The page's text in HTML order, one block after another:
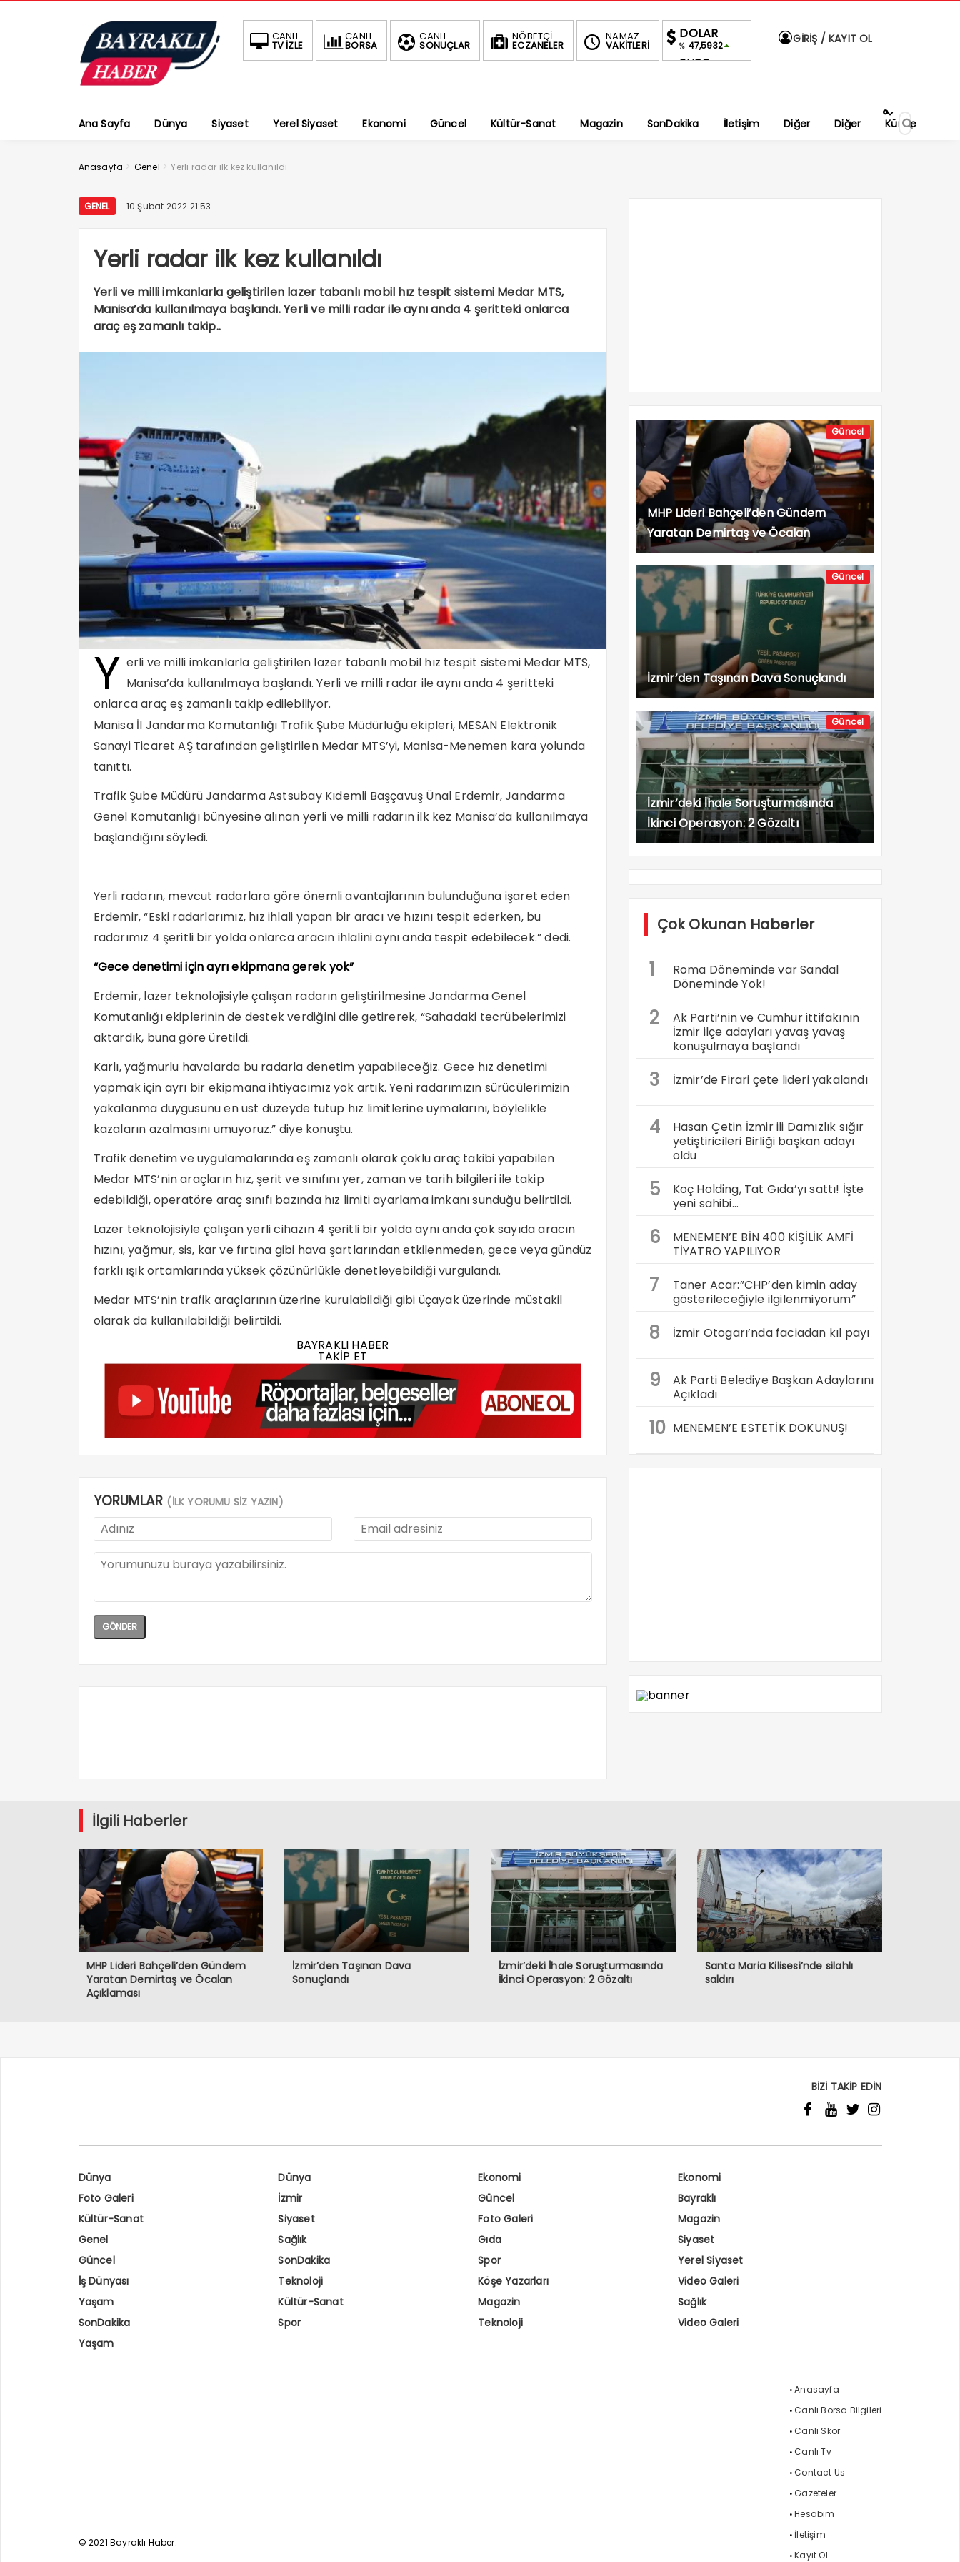
CANLI
TV İZLE
CANLI
BORSA
CANLI
SONUÇLAR
NÖBETÇİ
ECZANELER
NAMAZ
VAKİTLERİ
DOLAR
% 47,5932
EURO
BIST
GİRİŞ / KAYIT OL
Ana Sayfa Dünya Siyaset Yerel Siyaset Ekonomi Güncel Kültür-Sanat Magazin SonDakika İletişim Diğer Diğer Künye
°
Anasayfa > Genel >Yerli radar ilk kez kullanıldı
GENEL 10 Şubat 2022 21:53
Yerli radar ilk kez kullanıldı
Yerli ve milli imkanlarla geliştirilen lazer tabanlı mobil hız tespit sistemi Medar MTS,
Manisa’da kullanılmaya başlandı. Yerli ve milli radar ile aynı anda 4 şeritteki onlarca
araç eş zamanlı takip..
Y erli ve milli imkanlarla geliştirilen lazer tabanlı mobil hız tespit sistemi Medar MTS,
Manisa’da kullanılmaya başlandı. Yerli ve milli radar ile aynı anda 4 şeritteki
onlarca araç eş zamanlı takip edilebiliyor.
Manisa İl Jandarma Komutanlığı Trafik Şube Müdürlüğü ekipleri, MESAN Elektronik
Sanayi Ticaret AŞ tarafından geliştirilen Medar MTS’yi, Manisa-Menemen kara yolunda
tanıttı.
Trafik Şube Müdürü Jandarma Astsubay Kıdemli Başçavuş Ünal Erdemir, Jandarma
Genel Komutanlığı bünyesine alınan yerli ve milli radarın ilk kez Manisa’da kullanılmaya
başlandığını söyledi.
Yerli radarın, mevcut radarlara göre önemli avantajlarının bulunduğuna işaret eden
Erdemir, “Eski radarlarımız, hız ihlali yapan bir aracı ve hızını tespit ederken, bu
radarımız 4 şeritli bir yolda onlarca aracın ihlalini aynı anda tespit edebilecek.” dedi.
“Gece denetimi için ayrı ekipmana gerek yok”
Erdemir, lazer teknolojisiyle çalışan radarın geliştirilmesine Jandarma Genel
Komutanlığı ekiplerinin de destek verdiğini dile getirerek, “Sahadaki tecrübelerimizi
aktardık, buna göre üretildi.
Karlı, yağmurlu havalarda bu radarla denetim yapabileceğiz. Gece hız denetimi
yapmak için ayrı bir ekipmana ihtiyacımız yok artık. Yeni radarımızın sürücülerimizin
yakalanma duygusunu en üst düzeyde tutup hız limitlerine uymalarını, böylelikle
kazaların azalmasını umuyoruz.” diye konuştu.
Trafik denetim ve uygulamalarında eş zamanlı olarak çoklu araç takibi yapabilen
Medar MTS’nin araçların hız, şerit ve sınıfını yer, zaman ve tarih bilgileri ile takip
edebildiği, operatöre araç sınıfı bazında hız limiti ayarlama imkanı sunduğu belirtildi.
Lazer teknolojisiyle çalışan yerli cihazın 4 şeritli bir yolda aynı anda çok sayıda aracın
hızını, yağmur, sis, kar ve fırtına gibi hava şartlarından etkilenmeden, gece veya gündüz
farklı ışık ortamlarında yüksek çözünürlükle denetleyebildiği vurgulandı.
Medar MTS’nin trafik araçlarının üzerine kurulabildiği gibi üçayak üzerinde müstakil
olarak da kullanılabildiği belirtildi.
BAYRAKLI HABER
TAKİP ET
YORUMLAR (İLK YORUMU SİZ YAZIN)
Güncel
MHP Lideri Bahçeli’den Gündem
Yaratan Demirtaş ve Öcalan
Açıklaması
Güncel
İzmir’den Taşınan Dava Sonuçlandı
Güncel
İzmir’deki İhale Soruşturmasında
İkinci Operasyon: 2 Gözaltı
Çok Okunan Haberler
1
Roma Döneminde var Sandal
Döneminde Yok!
2
Ak Parti’nin ve Cumhur ittifakının
İzmir ilçe adayları yavaş yavaş
konuşulmaya başlandı
3 İzmir’de Firari çete lideri yakalandı
4
Hasan Çetin İzmir ili Damızlık sığır
yetiştiricileri Birliği başkan adayı
oldu
5
Koç Holding, Tat Gıda’yı sattı! İşte
yeni sahibi…
6
MENEMEN’E BİN 400 KİŞİLİK AMFİ
TİYATRO YAPILIYOR
7
Taner Acar:”CHP’den kimin aday
gösterileceğiyle ilgilenmiyorum”
8 İzmir Otogarı’nda faciadan kıl payı
9
Ak Parti Belediye Başkan Adaylarını
Açıkladı
10 MENEMEN’E ESTETİK DOKUNUŞ!
İlgili Haberler
MHP Lideri Bahçeli’den Gündem
Yaratan Demirtaş ve Öcalan
Açıklaması
İzmir’den Taşınan Dava
Sonuçlandı
İzmir’deki İhale Soruşturmasında
İkinci Operasyon: 2 Gözaltı
Santa Maria Kilisesi’nde silahlı
saldırı
BİZİ TAKİP EDİN
Dünya Dünya Ekonomi
Ekonomi
Foto Galeri
İzmir Güncel
Bayraklı
Kültür-Sanat
Siyaset Foto Galeri
Magazin
Genel
Sağlık Gıda
Siyaset
Güncel
SonDakika Spor
Yerel Siyaset
İş Dünyası
Teknoloji Köşe Yazarları
Video Galeri
Yaşam
Kültür-Sanat Magazin
Sağlık
SonDakika
Spor Teknoloji
Video Galeri
Yaşam
© 2021 Bayraklı Haber.
Anasayfa
Canlı Borsa Bilgileri
Canlı Skor
Canlı Tv
Contact Us
Gazeteler
Hesabım
İletişim
Kayıt Ol